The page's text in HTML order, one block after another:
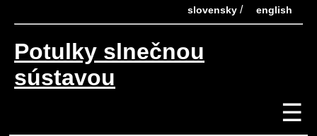
slovensky / english
Potulky slnečnou
sústavou
☰